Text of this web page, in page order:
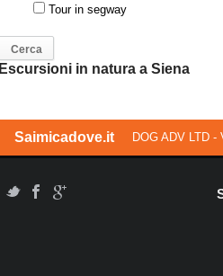
Tour in segway
Escursioni in natura a Siena
Saimicadove.it DOG ADV LTD -